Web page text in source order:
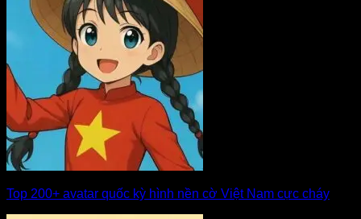
Top 200+ avatar quốc kỳ hình nền cờ Việt Nam cực cháy